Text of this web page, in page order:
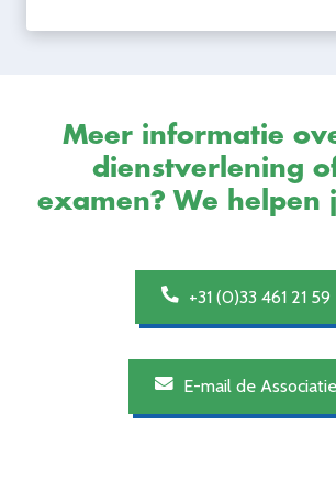
Meer informatie
dienstverlening
examen? We helpen
+31 (0)33 461 21 59
E-mail de Associatie